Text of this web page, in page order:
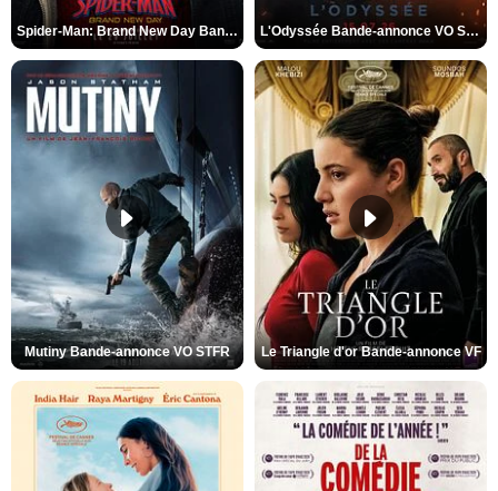
Spider-Man: Brand New Day Bande-annonce VO STFR L'Odyssée Bande-annonce VO STFR
Mutiny Bande-annonce VO STFR Le Triangle d'or Bande-annonce VF